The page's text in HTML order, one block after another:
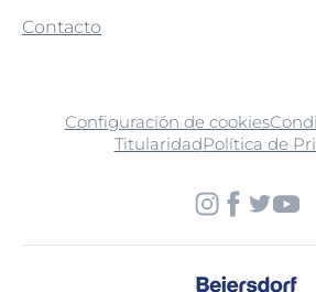
Contacto
Configuración de cookies
TitularidadPolítica de